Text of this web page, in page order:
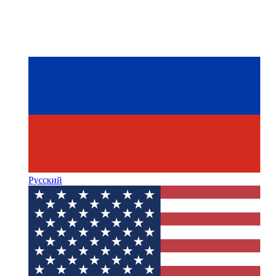
Русский